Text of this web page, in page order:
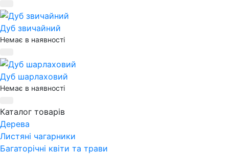
Дуб звичайний
Немає в наявності
Дуб шарлаховий
Немає в наявності
Каталог товарів
Дерева
Листяні чагарники
Багаторічні квіти та трави